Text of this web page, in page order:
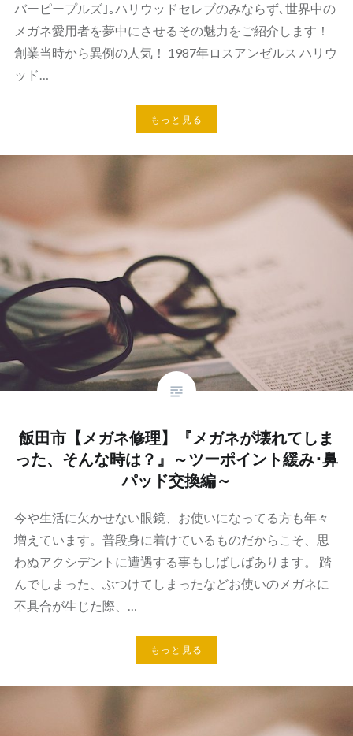
バーピープルズ｣｡ハリウッドセレブのみならず､世界中の
メガネ愛用者を夢中にさせるその魅力をご紹介します！
創業当時から異例の人気！ 1987年ロスアンゼルス ハリウ
ッド…
もっと見る
飯田市【メガネ修理】『メガネが壊れてしま
った、そんな時は？』～ツーポイント緩み･鼻
パッド交換編～
今や生活に欠かせない眼鏡、お使いになってる方も年々
増えています。普段身に着けているものだからこそ、思
わぬアクシデントに遭遇する事もしばしばあります。 踏
んでしまった、ぶつけてしまったなどお使いのメガネに
不具合が生じた際、…
もっと見る